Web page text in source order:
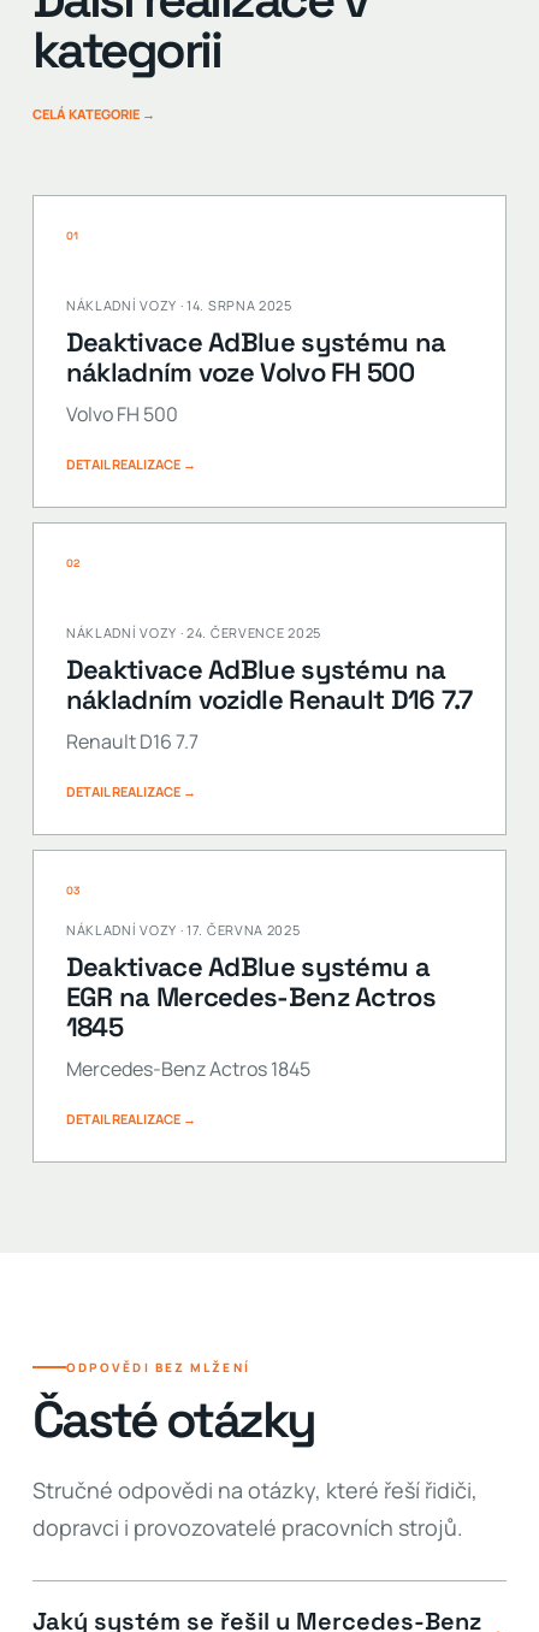
kategorii
CELÁ KATEGORIE →
01
NÁKLADNÍ VOZY · 14. SRPNA 2025
Deaktivace AdBlue systému na
nákladním voze Volvo FH 500
Volvo FH 500
DETAIL REALIZACE →
02
NÁKLADNÍ VOZY · 24. ČERVENCE 2025
Deaktivace AdBlue systému na
nákladním vozidle Renault D16 7.7
Renault D16 7.7
DETAIL REALIZACE →
03
NÁKLADNÍ VOZY · 17. ČERVNA 2025
Deaktivace AdBlue systému a
EGR na Mercedes-Benz Actros
1845
Mercedes-Benz Actros 1845
DETAIL REALIZACE →
ODPOVĚDI BEZ MLŽENÍ
Časté otázky
Stručné odpovědi na otázky, které řeší řidiči,
dopravci i provozovatelé pracovních strojů.
Jaký systém se řešil u Mercedes-Benz